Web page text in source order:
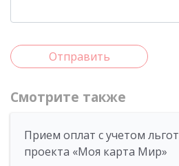
Отправить
Смотрите также
Прием оплат с учетом
проекта «Моя карта Мир»